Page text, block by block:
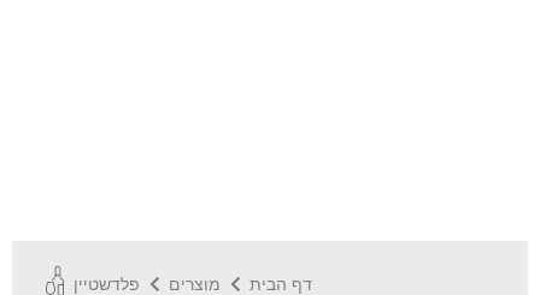
דף הבית מוצרים פלדשטיין